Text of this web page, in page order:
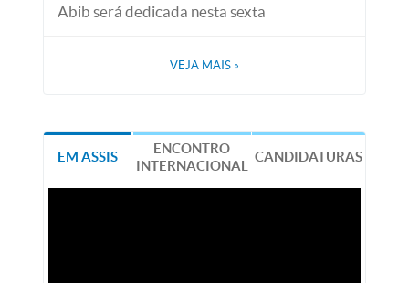
Abib será dedicada nesta sexta
VEJA MAIS »
EM ASSIS
ENCONTRO
INTERNACIONAL
CANDIDATURAS